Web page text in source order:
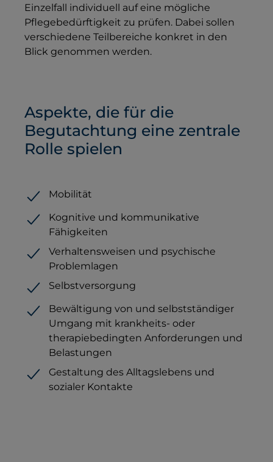
Einzelfall individuell auf eine mögliche
Pflegebedürftigkeit zu prüfen. Dabei sollen
verschiedene Teilbereiche konkret in den
Blick genommen werden.
Aspekte, die für die
Begutachtung eine zentrale
Rolle spielen
Mobilität
Kognitive und kommunikative
Fähigkeiten
Verhaltensweisen und psychische
Problemlagen
Selbstversorgung
Bewältigung von und selbstständiger
Umgang mit krankheits- oder
therapiebedingten Anforderungen und
Belastungen
Gestaltung des Alltagslebens und
sozialer Kontakte